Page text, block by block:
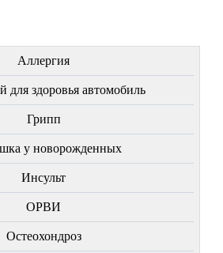
Аллергия
для здоровья автомобиль
Грипп
у новорожденных
Инсульт
ОРВИ
Остеохондроз